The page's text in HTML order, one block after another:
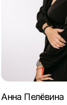
Анна Пелёвина